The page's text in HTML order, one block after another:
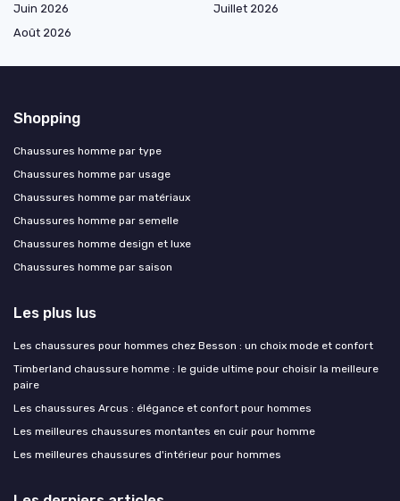
Juin 2026
Juillet 2026
Août 2026
Shopping
Chaussures homme par type
Chaussures homme par usage
Chaussures homme par matériaux
Chaussures homme par semelle
Chaussures homme design et luxe
Chaussures homme par saison
Les plus lus
Les chaussures pour hommes chez Besson : un choix mode et confort
Timberland chaussure homme : le guide ultime pour choisir la meilleure
paire
Les chaussures Arcus : élégance et confort pour hommes
Les meilleures chaussures montantes en cuir pour homme
Les meilleures chaussures d'intérieur pour hommes